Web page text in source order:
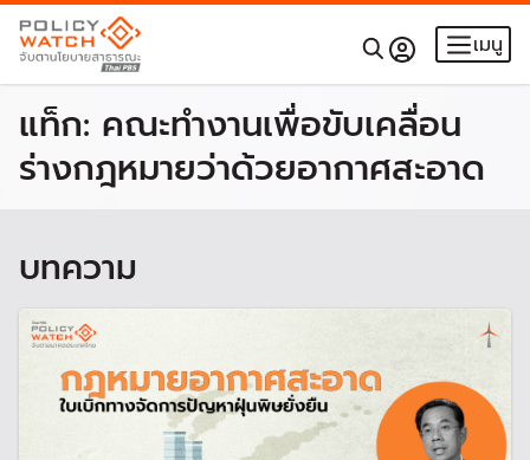
เมนู
แท็ก: คณะทำงานเพื่อขับเคลื่อน
ร่างกฎหมายว่าด้วยอากาศสะอาด
บทความ